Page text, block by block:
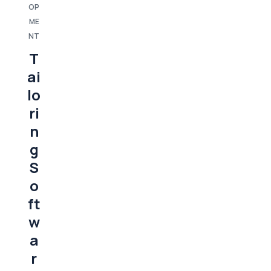
OP
ME
NT
T
ai
lo
ri
n
g
S
o
ft
w
a
r